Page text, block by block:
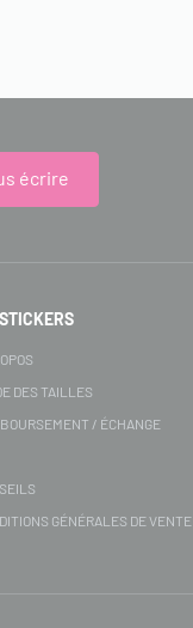
écrire
DES TAILLES
/ ÉCHANGE
GÉNÉRALES DE VENTE